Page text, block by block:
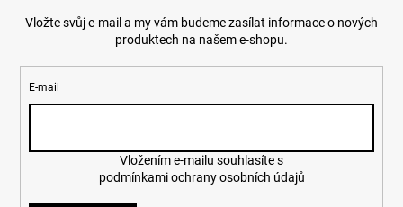
Vložte svůj e-mail a my vám budeme zasílat informace o nových
produktech na našem e-shopu.
E-mail
podmínkami ochrany osobních údajů